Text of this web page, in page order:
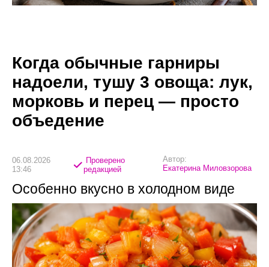
Когда обычные гарниры
надоели, тушу 3 овоща: лук,
морковь и перец — просто
объедение
06.08.2026
13:46
Проверено
редакцией
Автор:
Екатерина Миловзорова
Особенно вкусно в холодном виде